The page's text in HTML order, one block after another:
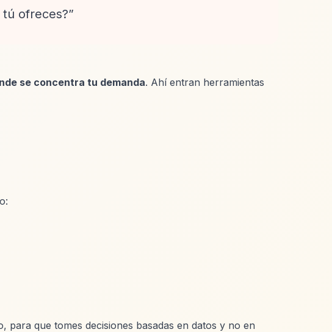
ofreces?”
se concentra tu demanda. Ahí entran herramientas
para que tomes decisiones basadas en datos y no en